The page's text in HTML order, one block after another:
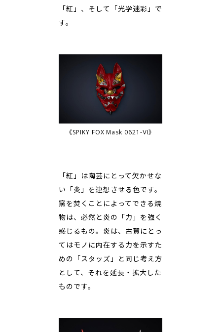
「紅」、そして「光学迷彩」で
す。
《SPIKY FOX Mask 0621-Ⅵ》
「紅」は陶芸にとって欠かせな
い「炎」を連想させる色です。
窯を焚くことによってできる焼
物は、必然と炎の「力」を強く
感じるもの。炎は、古賀にとっ
てはモノに内在する力を示すた
めの「スタッズ」と同じ考え方
として、それを延長・拡大した
ものです。